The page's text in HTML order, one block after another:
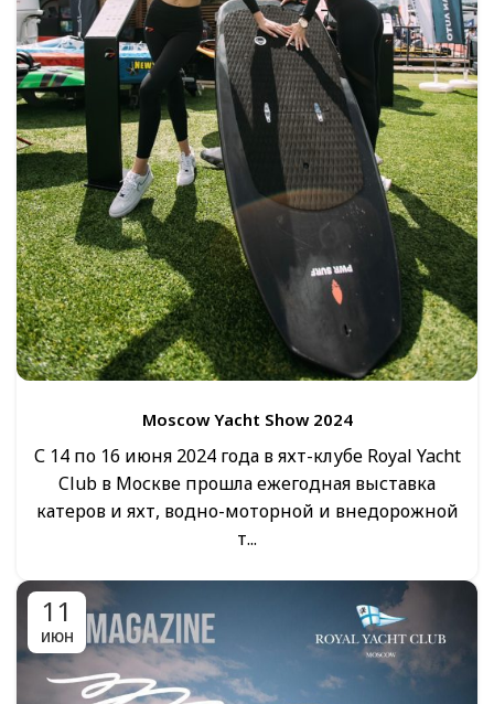
Moscow Yacht Show 2024
С 14 по 16 июня 2024 года в яхт-клубе Royal Yacht
Club в Москве прошла ежегодная выставка
катеров и яхт, водно-моторной и внедорожной
т...
11
ИЮН